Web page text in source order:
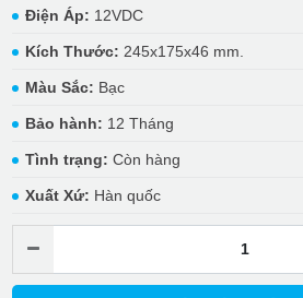
Điện Áp: 12VDC
Kích Thước: 245x175x46 mm.
Màu Sắc: Bạc
Bảo hành: 12 Tháng
Tình trạng: Còn hàng
Xuất Xứ: Hàn quốc